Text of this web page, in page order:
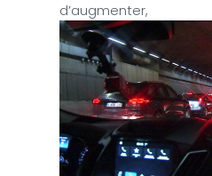
d’augmenter,